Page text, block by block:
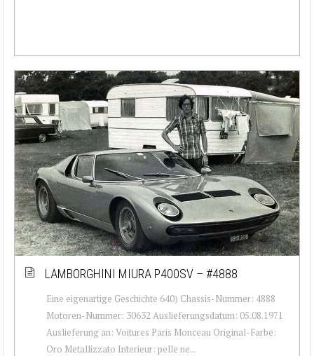
LAMBORGHINI MIURA P400SV – #4888
Eine eigenartige Geschichte 640) Chassis-Nummer: 4888
Motoren-Nummer: 30632 Auslieferungsdatum: 05.08.1971
Auslieferung an: Voitures Paris Monceau Original-Farbe:
Oro Metallizzato Interieur: pelle ne...